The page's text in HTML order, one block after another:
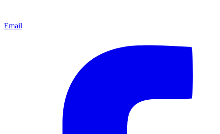
Email